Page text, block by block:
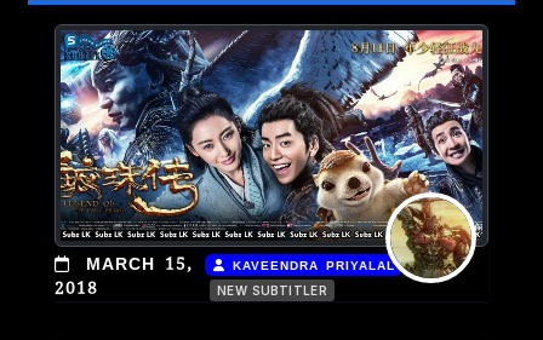
MARCH 15,
2018
KAVEENDRA PRIYALAL |
NEW SUBTITLER